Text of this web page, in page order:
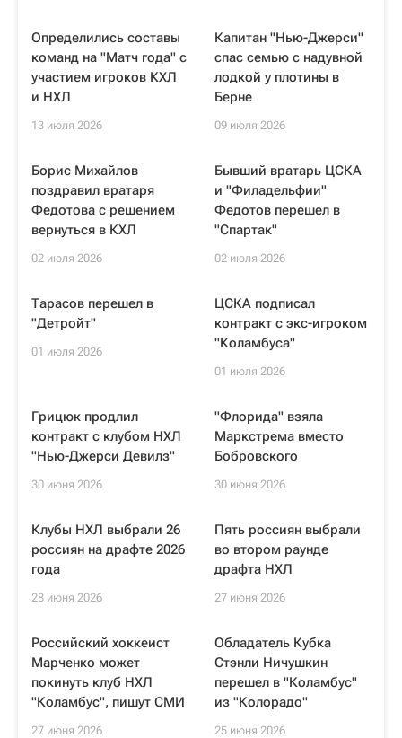
Определились составы
команд на "Матч года" с
участием игроков КХЛ
и НХЛ
13 июля 2026
Капитан "Нью-Джерси"
спас семью с надувной
лодкой у плотины в
Берне
09 июля 2026
Борис Михайлов
поздравил вратаря
Федотова с решением
вернуться в КХЛ
02 июля 2026
Бывший вратарь ЦСКА
и "Филадельфии"
Федотов перешел в
"Спартак"
02 июля 2026
Тарасов перешел в
"Детройт"
01 июля 2026
ЦСКА подписал
контракт с экс-игроком
"Коламбуса"
01 июля 2026
Грицюк продлил
контракт с клубом НХЛ
"Нью-Джерси Девилз"
30 июня 2026
"Флорида" взяла
Маркстрема вместо
Бобровского
30 июня 2026
Клубы НХЛ выбрали 26
россиян на драфте 2026
года
28 июня 2026
Пять россиян выбрали
во втором раунде
драфта НХЛ
27 июня 2026
Российский хоккеист
Марченко может
покинуть клуб НХЛ
"Коламбус", пишут СМИ
27 июня 2026
Обладатель Кубка
Стэнли Ничушкин
перешел в "Коламбус"
из "Колорадо"
25 июня 2026